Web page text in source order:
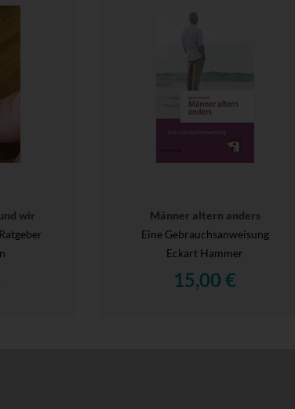
wir
Männer altern anders
Eine Gebrauchsanweisung
Eckart Hammer
15,00 €